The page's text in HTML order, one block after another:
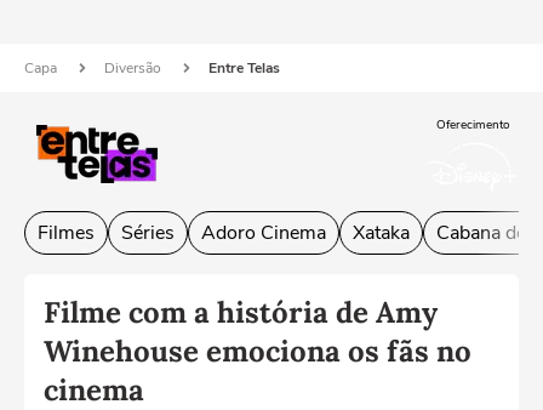
Capa Diversão Entre Telas
Oferecimento
Filmes Séries Adoro Cinema Xataka Cabana do
Filme com a história de Amy
Winehouse emociona os fãs no
cinema